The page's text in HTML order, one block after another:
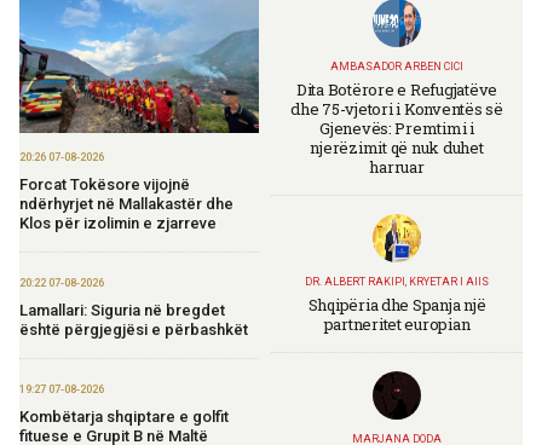
20:26 07-08-2026
Forcat Tokësore vijojnë
ndërhyrjet në Mallakastër dhe
Klos për izolimin e zjarreve
20:22 07-08-2026
Lamallari: Siguria në bregdet
është përgjegjësi e përbashkët
19:27 07-08-2026
Kombëtarja shqiptare e golfit
fituese e Grupit B në Maltë
AMBASADOR ARBEN CICI
Dita Botërore e Refugjatëve
dhe 75-vjetori i Konventës së
Gjenevës: Premtimi i
njerëzimit që nuk duhet
harruar
DR. ALBERT RAKIPI, KRYETAR I AIIS
Shqipëria dhe Spanja një
partneritet europian
MARJANA DODA